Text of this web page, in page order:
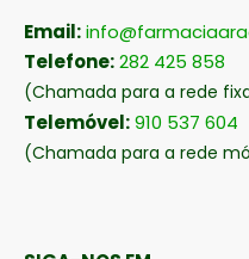
Email:
Telefone:282 425 858
(Chamada para a rede
Telemóvel:910 537 604
(Chamada para a rede